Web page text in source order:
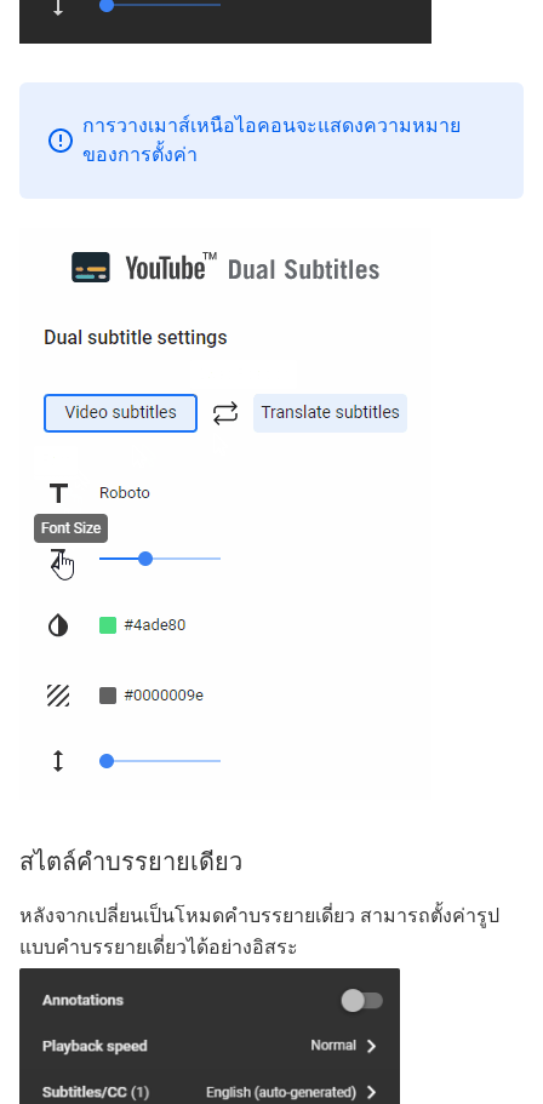
การวางเมาส์เหนือไอคอนจะแสดงความหมาย
ของการตั้งค่า
สไตล์คำบรรยายเดียว
หลังจากเปลี่ยนเป็นโหมดคำบรรยายเดี่ยว สามารถตั้งค่ารูป
แบบคำบรรยายเดี่ยวได้อย่างอิสระ